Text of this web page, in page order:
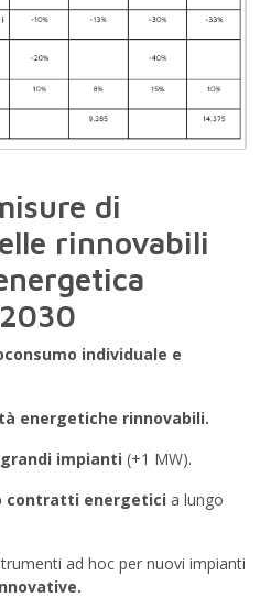
di
rinnovabili
individuale e
energetiche rinnovabili.
grandi impianti (+1 MW).
contratti energetici a lungo
ad hoc per nuovi impianti